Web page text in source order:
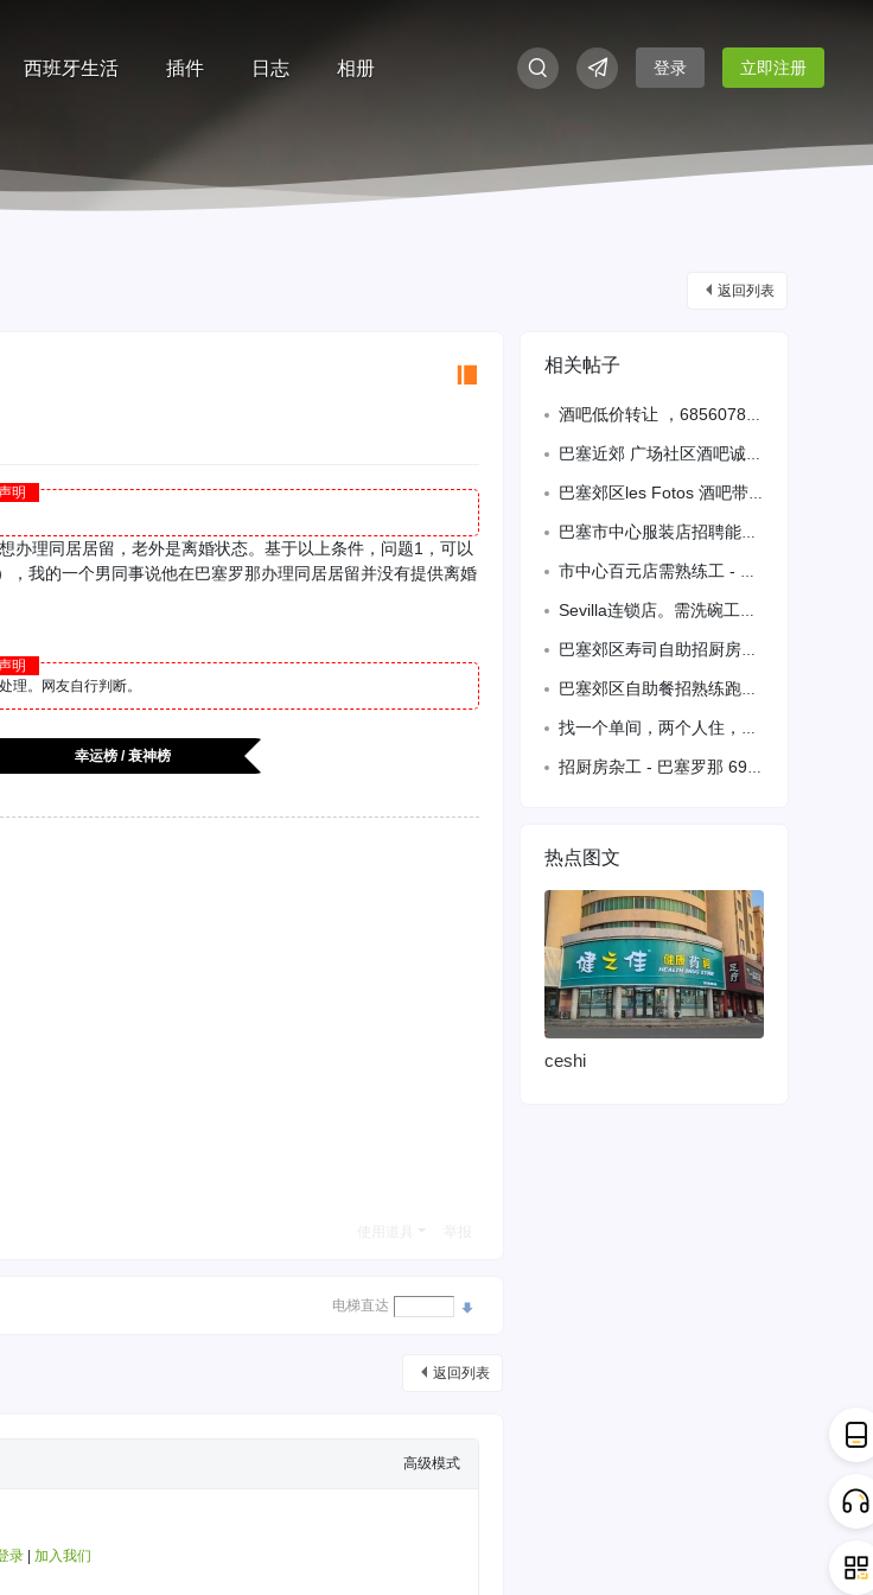
西班牙生活 插件 日志 相册 登录 立即注册
返回列表
明
理同居居留，老外是离婚状态。基于以上条件，问题1，可以
我的一个男同事说他在巴塞罗那办理同居居留并没有提供离婚
明
理。网友自行判断。
幸运榜 / 衰神榜
电梯直达
返回列表
高级模式
录 加入我们
相关帖子
酒吧低价转让 ，685607823
巴塞近郊 广场社区酒吧诚心转让！80㎡内场+8张露台桌，C1执照可加装烟筒做简餐
巴塞郊区les Fotos 酒吧带menú 招有经验长期跑堂，或周末工，45
巴塞市中心服装店招聘能接受周中调休 周日上班 工作时间10-21h 午休两个小时 需要短期（8.20-10月底）联系电话 615039957
市中心百元店需熟练工 - 巴塞罗那 653892580
Sevilla连锁店。需洗碗工。包吃住，同事，环境好，待遇优，备有
巴塞郊区寿司自助招厨房打杂、洗碗各一名，需备居留、联系电话64
巴塞郊区自助餐招熟练跑堂，备居留、联系电话 688 128 013
找一个单间，两个人住，可以烧饭的，预算500-600
招厨房杂工 - 巴塞罗那 691556532
热点图文
ceshi